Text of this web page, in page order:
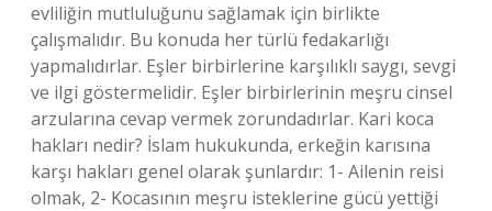
evliliğin mutluluğunu sağlamak için birlikte
çalışmalıdır. Bu konuda her türlü fedakarlığı
yapmalıdırlar. Eşler birbirlerine karşılıklı saygı, sevgi
ve ilgi göstermelidir. Eşler birbirlerinin meşru cinsel
arzularına cevap vermek zorundadırlar. Kari koca
hakları nedir? İslam hukukunda, erkeğin karısına
karşı hakları genel olarak şunlardır: 1- Ailenin reisi
olmak, 2- Kocasının meşru isteklerine gücü yettiği